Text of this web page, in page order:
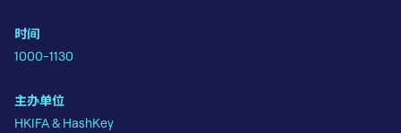
时间
1000-1130
主办单位
HKIFA & HashKey